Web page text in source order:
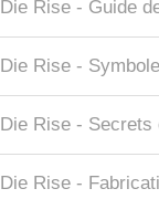
Die Rise - Guide
Die Rise -
Die Rise - Secrets
Die Rise -